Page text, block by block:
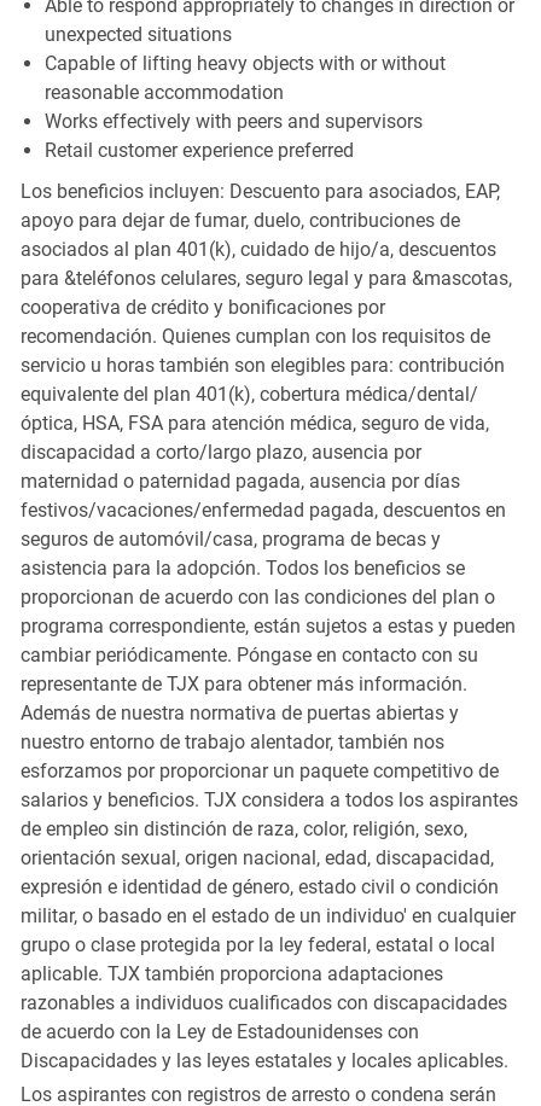
Able to respond appropriately to changes in direction or
unexpected situations
Capable of lifting heavy objects with or without
reasonable accommodation
Works effectively with peers and supervisors
Retail customer experience preferred
Los beneficios incluyen: Descuento para asociados, EAP,
apoyo para dejar de fumar, duelo, contribuciones de
asociados al plan 401(k), cuidado de hijo/a, descuentos
para &teléfonos celulares, seguro legal y para &mascotas,
cooperativa de crédito y bonificaciones por
recomendación. Quienes cumplan con los requisitos de
servicio u horas también son elegibles para: contribución
equivalente del plan 401(k), cobertura médica/dental/
óptica, HSA, FSA para atención médica, seguro de vida,
discapacidad a corto/largo plazo, ausencia por
maternidad o paternidad pagada, ausencia por días
festivos/vacaciones/enfermedad pagada, descuentos en
seguros de automóvil/casa, programa de becas y
asistencia para la adopción. Todos los beneficios se
proporcionan de acuerdo con las condiciones del plan o
programa correspondiente, están sujetos a estas y pueden
cambiar periódicamente. Póngase en contacto con su
representante de TJX para obtener más información.
Además de nuestra normativa de puertas abiertas y
nuestro entorno de trabajo alentador, también nos
esforzamos por proporcionar un paquete competitivo de
salarios y beneficios. TJX considera a todos los aspirantes
de empleo sin distinción de raza, color, religión, sexo,
orientación sexual, origen nacional, edad, discapacidad,
expresión e identidad de género, estado civil o condición
militar, o basado en el estado de un individuo' en cualquier
grupo o clase protegida por la ley federal, estatal o local
aplicable. TJX también proporciona adaptaciones
razonables a individuos cualificados con discapacidades
de acuerdo con la Ley de Estadounidenses con
Discapacidades y las leyes estatales y locales aplicables.
Los aspirantes con registros de arresto o condena serán